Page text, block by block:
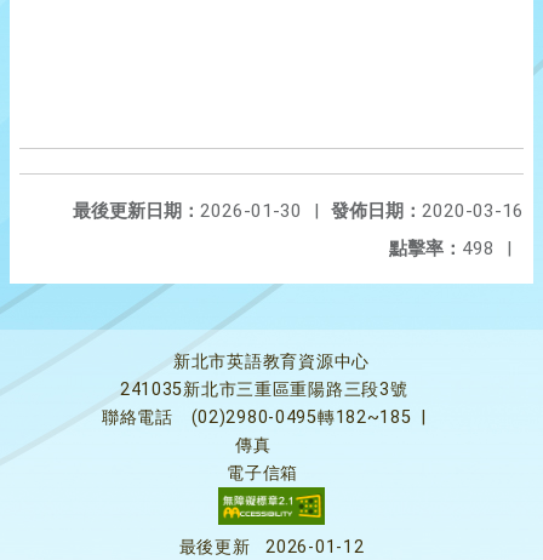
發佈日期： 2020-03-16
最後更新日期： 2026-01-30
|
點擊率： 498 |
新北市英語教育資源中心
241035新北市三重區重陽路三段3號
聯絡電話
(02)2980-0495轉182~185
傳真
電子信箱
最後更新 2026-01-12